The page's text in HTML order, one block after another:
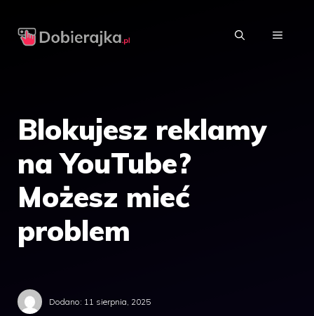
MENU
Blokujesz reklamy
na YouTube?
Możesz mieć
problem
Dodano: 11 sierpnia, 2025